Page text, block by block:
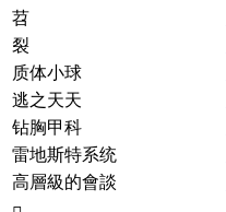
苕
裂
质体小球
逃之天天
钻胸甲科
雷地斯特系统
高層級的會談